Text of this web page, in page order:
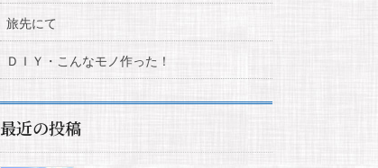
旅先にて
ＤＩＹ・こんなモノ作った！
最近の投稿